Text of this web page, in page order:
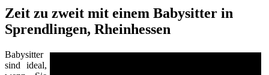
Zeit zu zweit mit einem Babysitter in
Sprendlingen, Rheinhessen
Babysitter
sind ideal,